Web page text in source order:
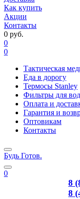
Как купить
Акции
Контакты
0 руб.
0
0
Тактическая
Еда в дорогу
Термосы Stanley
Фильтры для
Оплата и
Гарантия и
Оптовикам
Контакты
Будь Готов.
0
8
8